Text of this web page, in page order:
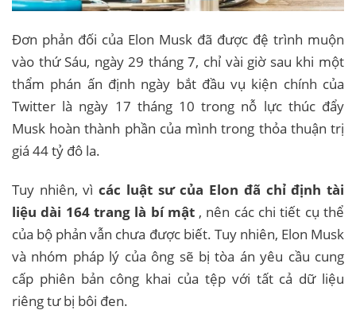
Đơn phản đối của Elon Musk đã được đệ trình muộn
vào thứ Sáu, ngày 29 tháng 7, chỉ vài giờ sau khi một
thẩm phán ấn định ngày bắt đầu vụ kiện chính của
Twitter là ngày 17 tháng 10 trong nỗ lực thúc đẩy
Musk hoàn thành phần của mình trong thỏa thuận trị
giá 44 tỷ đô la.
Tuy nhiên, vìcác luật sư của Elon đã chỉ định tài
liệu dài 164 trang là bí mật, nên các chi tiết cụ thể
của bộ phản vẫn chưa được biết. Tuy nhiên, Elon Musk
và nhóm pháp lý của ông sẽ bị tòa án yêu cầu cung
cấp phiên bản công khai của tệp với tất cả dữ liệu
riêng tư bị bôi đen.